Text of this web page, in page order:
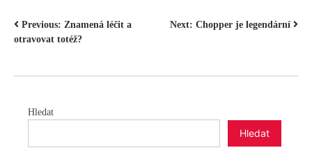
NAVIGACE
Previous: Znamená léčit a
otravovat totéž?
Next: Chopper je legendární
Hledat
Hledat